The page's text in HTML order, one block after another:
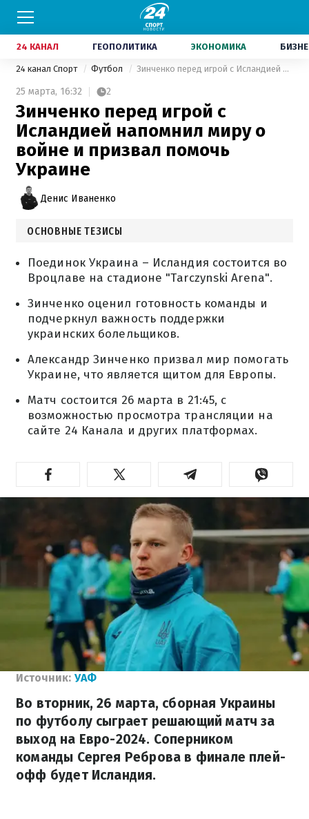
24 КАНАЛ ГЕОПОЛИТИКА ЭКОНОМИКА
24 канал Спорт Футбол Зинченко перед игрой с Исландией напомнил миру о войне и призвал помочь Украине
25 марта, 16:32 2
Зинченко перед игрой с
Исландией напомнил миру о
войне и призвал помочь
Украине
Денис Иваненко
ОСНОВНЫЕ ТЕЗИСЫ
Поединок Украина – Исландия состоится во
Вроцлаве на стадионе "Tarczynski Arena".
Зинченко оценил готовность команды и
подчеркнул важность поддержки
украинских болельщиков.
Александр Зинченко призвал мир помогать
Украине, что является щитом для Европы.
Матч состоится 26 марта в 21:45, с
возможностью просмотра трансляции на
сайте 24 Канала и других платформах.
Источник: УАФ
Во вторник, 26 марта, сборная Украины
по футболу сыграет решающий матч за
выход на Евро-2024. Соперником
команды Сергея Реброва в финале плей-
офф будет Исландия.